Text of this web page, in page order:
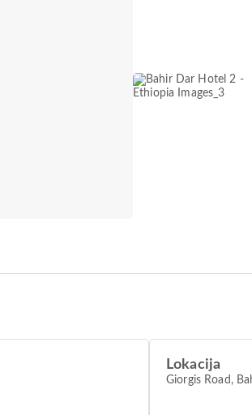
Lokacija
Giorgis Road,